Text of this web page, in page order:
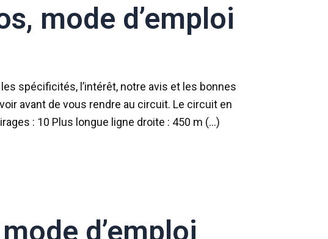
mode d’emploi
spécificités, l’intérêt, notre avis et les bonnes
avant de vous rendre au circuit. Le circuit en
: 10 Plus longue ligne droite : 450 m (…)
d’emploi